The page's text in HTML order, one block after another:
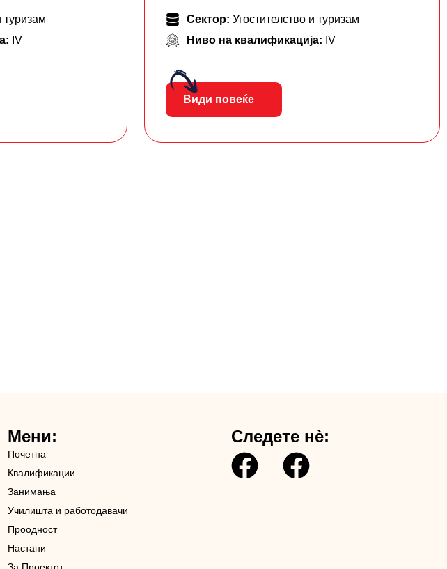
туризам
IV
Сектор: Угостителство и туризам
Ниво на квалификација: IV
Види повеќе
Мени:
Почетна
Квалификации
Занимања
Училишта и работодавачи
Проодност
Настани
Следете нè: